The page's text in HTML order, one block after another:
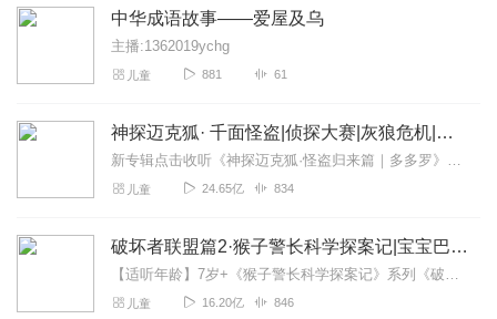
中华成语故事——爱屋及乌
主播:1362019ychg
儿童 881 61
神探迈克狐· 千面怪盗|侦探大赛|灰狼危机|多多罗
新专辑点击收听《神探迈克狐·怪盗归来篇｜多多罗》！！！>>>点击进入主播橱窗购买《神探迈克狐》系列图书吧!<<<多多罗故事【点击前往】收听多多罗其他好玩有趣的故...
儿童 24.65亿 834
破坏者联盟篇2·猴子警长科学探案记|宝宝巴士故事
【适听年龄】7岁+《猴子警长科学探案记》系列《破坏者联盟篇1·猴子警长科学探案记》>>>《破坏者联盟篇2·猴子警长科学探案记》>>>《破坏者联盟篇3·猴子警长科...
儿童 16.20亿 846